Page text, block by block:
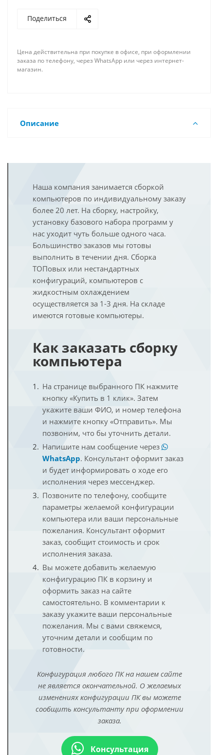
Поделиться
Цена действительна при покупке в офисе, при оформлении
заказа по телефону, через WhatsApp или через интернет-
магазин.
Описание
Наша компания занимается сборкой
компьютеров по индивидуальному заказу
более 20 лет. На сборку, настройку,
установку базового набора программ у
нас уходит чуть больше одного часа.
Большинство заказов мы готовы
выполнить в течении дня. Сборка
ТОПовых или нестандартных
конфигураций, компьютеров с
жидкостным охлаждением
осуществляется за 1-3 дня. На складе
имеются готовые компьютеры.
Как заказать сборку
компьютера
На странице выбранного ПК нажмите
кнопку «Купить в 1 клик». Затем
укажите ваши ФИО, и номер телефона
и нажмите кнопку «Отправить». Мы
позвоним, что бы уточнить детали.
Напишите нам сообщение через
WhatsApp. Консультант оформит заказ
и будет информировать о ходе его
исполнения через мессенджер.
Позвоните по телефону, сообщите
параметры желаемой конфигурации
компьютера или ваши персональные
пожелания. Консультант оформит
заказ, сообщит стоимость и срок
исполнения заказа.
Вы можете добавить желаемую
конфигурацию ПК в корзину и
оформить заказ на сайте
самостоятельно. В комментарии к
заказу укажите ваши персональные
пожелания. Мы с вами свяжемся,
уточним детали и сообщим по
готовности.
Конфигурация любого ПК на нашем сайте
не является окончательной. О желаемых
изменениях конфигурации ПК вы можете
сообщить консультанту при оформлении
заказа.
Консультация